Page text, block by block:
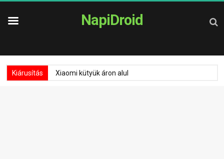
NapiDroid
Kiárusítás Xiaomi kütyük áron alul